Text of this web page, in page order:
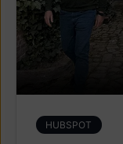
HUBSPOT